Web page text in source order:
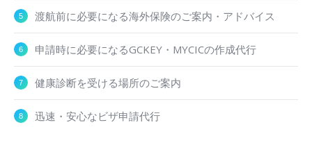
渡航前に必要になる海外保険のご案内・アドバイス
申請時に必要になるGCKEY・MYCICの作成代行
健康診断を受ける場所のご案内
迅速・安心なビザ申請代行